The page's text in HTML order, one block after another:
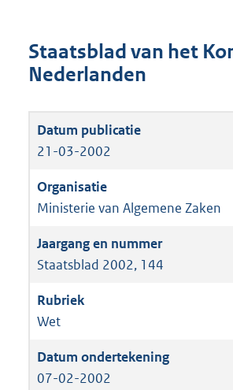
Staatsblad van het
Nederlanden
21-03-2002
Ministerie van Algemene Zaken
Staatsblad 2002, 144
Wet
07-02-2002